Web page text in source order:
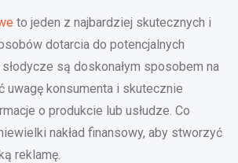
to jeden z najbardziej skutecznych i
dotarcia do potencjalnych
są doskonałym sposobem na
uwagę konsumenta i skutecznie
o produkcie lub usłudze. Co
nakład finansowy, aby stworzyć
reklamę.